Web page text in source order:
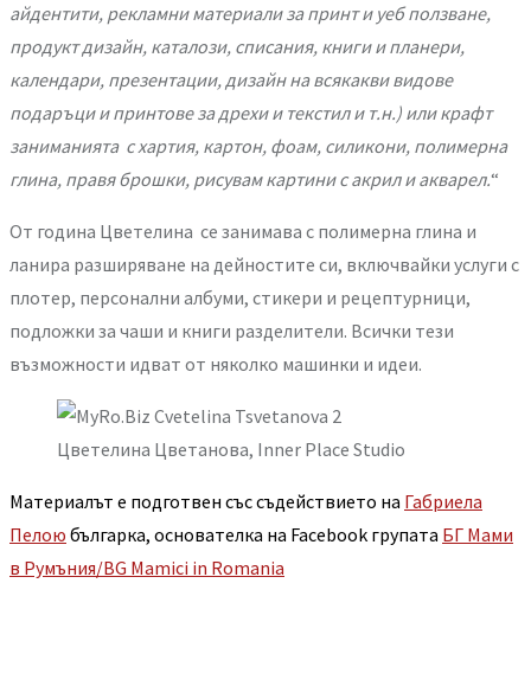
айдентити, рекламни материали за принт и уеб ползване,
продукт дизайн, каталози, списания, книги и планери,
календари, презентации, дизайн на всякакви видове
подаръци и принтове за дрехи и текстил и т.н.) или крафт
заниманията с хартия, картон, фоам, силикони, полимерна
глина, правя брошки, рисувам картини с акрил и акварел.“
От година Цветелина се занимава с полимерна глина и
ланира разширяване на дейностите си, включвайки услуги с
плотер, персонални албуми, стикери и рецептурници,
подложки за чаши и книги разделители. Всички тези
възможности идват от няколко машинки и идеи.
Цветелина Цветанова, Inner Place Studio
Материалът е подготвен със съдействието на Габриела
Пелою българка, основателка на Facebook групата БГ Мами
в Румъния/BG Mamici in Romania